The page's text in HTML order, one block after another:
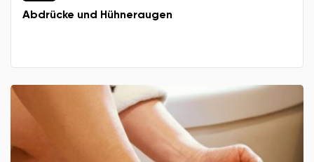
Abdrücke und Hühneraugen